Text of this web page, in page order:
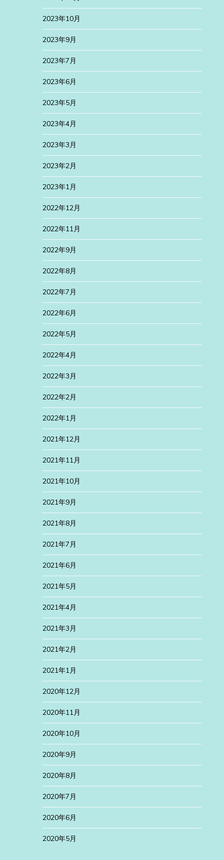
2023年10月
2023年9月
2023年7月
2023年6月
2023年5月
2023年4月
2023年3月
2023年2月
2023年1月
2022年12月
2022年11月
2022年9月
2022年8月
2022年7月
2022年6月
2022年5月
2022年4月
2022年3月
2022年2月
2022年1月
2021年12月
2021年11月
2021年10月
2021年9月
2021年8月
2021年7月
2021年6月
2021年5月
2021年4月
2021年3月
2021年2月
2021年1月
2020年12月
2020年11月
2020年10月
2020年9月
2020年8月
2020年7月
2020年6月
2020年5月